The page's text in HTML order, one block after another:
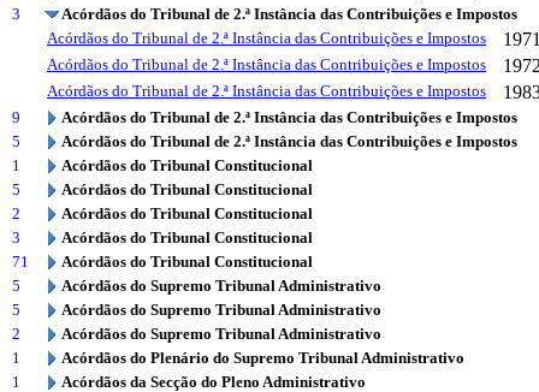
3
Acórdãos do Tribunal de 2.ª Instância das Contribuições e Impostos
Acórdãos do Tribunal de 2.ª Instância das Contribuições e Impostos
Acórdãos do Tribunal de 2.ª Instância das Contribuições e Impostos
Acórdãos do Tribunal de 2.ª Instância das Contribuições e Impostos
9
Acórdãos do Tribunal de 2.ª Instância das Contribuições e Impostos
5
Acórdãos do Tribunal de 2.ª Instância das Contribuições e Impostos
1
Acórdãos do Tribunal Constitucional
5
Acórdãos do Tribunal Constitucional
2
Acórdãos do Tribunal Constitucional
3
Acórdãos do Tribunal Constitucional
71
Acórdãos do Tribunal Constitucional
5
Acórdãos do Supremo Tribunal Administrativo
5
Acórdãos do Supremo Tribunal Administrativo
2
Acórdãos do Supremo Tribunal Administrativo
1
Acórdãos do Plenário do Supremo Tribunal Administrativo
1
Acórdãos da Secção do Pleno Administrativo